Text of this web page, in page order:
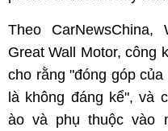
Theo
Great Wall Motor, công
cho rằng "đóng góp
là không đáng kể", và
ào và phụ thuộc vào